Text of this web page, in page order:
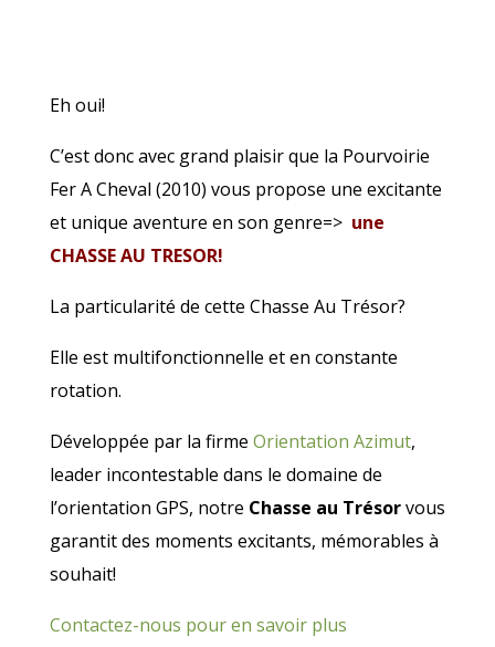
Eh oui!
C’est donc avec grand plaisir que la Pourvoirie
Fer A Cheval (2010) vous propose une excitante
et unique aventure en son genre=> une
CHASSE AU TRESOR!
La particularité de cette Chasse Au Trésor?
Elle est multifonctionnelle et en constante
rotation.
Développée par la firme Orientation Azimut,
leader incontestable dans le domaine de
l’orientation GPS, notre Chasse au Trésorvous
garantit des moments excitants, mémorables à
souhait!
Contactez-nous pour en savoir plus